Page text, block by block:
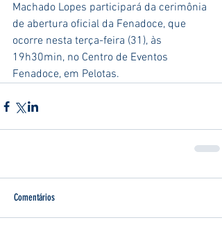
Machado Lopes participará da cerimônia
de abertura oficial da Fenadoce, que
ocorre nesta terça-feira (31), às
19h30min, no Centro de Eventos
Fenadoce, em Pelotas.
Comentários